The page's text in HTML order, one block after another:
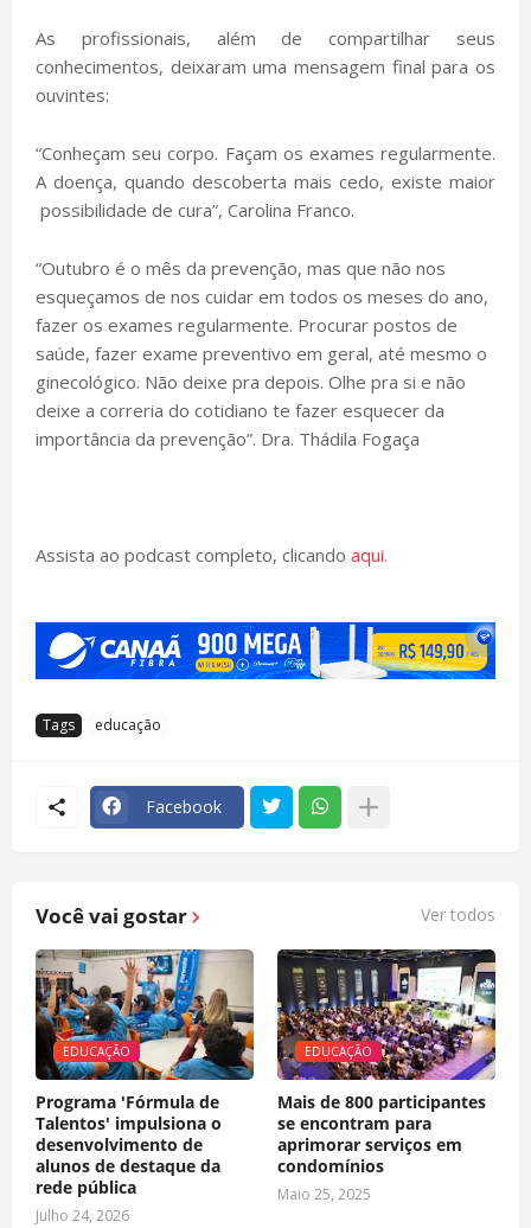
As profissionais, além de compartilhar seus
conhecimentos, deixaram uma mensagem final para os
ouvintes:
“Conheçam seu corpo. Façam os exames regularmente.
A doença, quando descoberta mais cedo, existe maior
possibilidade de cura”, Carolina Franco.
“Outubro é o mês da prevenção, mas que não nos
esqueçamos de nos cuidar em todos os meses do ano,
fazer os exames regularmente. Procurar postos de
saúde, fazer exame preventivo em geral, até mesmo o
ginecológico. Não deixe pra depois. Olhe pra si e não
deixe a correria do cotidiano te fazer esquecer da
importância da prevenção”. Dra. Thádila Fogaça
Assista ao podcast completo, clicando aqui.
Tags educação
Facebook
Você vai gostar Ver todos
EDUCAÇÃO
Programa 'Fórmula de
Talentos' impulsiona o
desenvolvimento de
alunos de destaque da
rede pública
Julho 24, 2026
EDUCAÇÃO
Mais de 800 participantes
se encontram para
aprimorar serviços em
condomínios
Maio 25, 2025